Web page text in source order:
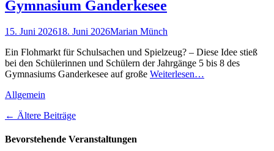
Gymnasium Ganderkesee
Gepostet
15. Juni 202618. Juni 2026Autor
Marian Münch
Ein Flohmarkt für Schulsachen und Spielzeug? – Diese Idee stieß
bei den Schülerinnen und Schülern der Jahrgänge 5 bis 8 des
Gymnasiums Ganderkesee auf große Weiterlesen…
Kategorien
Allgemein
Beitragsnavigation
← Ältere Beiträge
Bevorstehende Veranstaltungen